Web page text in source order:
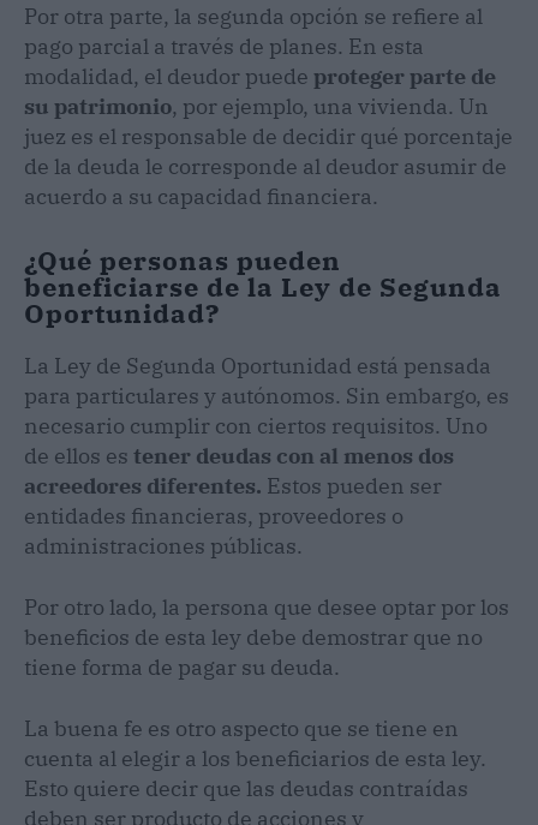
Por otra parte, la segunda opción se refiere al
pago parcial a través de planes. En esta
modalidad, el deudor puede proteger parte de
su patrimonio, por ejemplo, una vivienda. Un
juez es el responsable de decidir qué porcentaje
de la deuda le corresponde al deudor asumir de
acuerdo a su capacidad financiera.
¿Qué personas pueden
beneficiarse de la Ley de Segunda
Oportunidad?
La Ley de Segunda Oportunidad está pensada
para particulares y autónomos. Sin embargo, es
necesario cumplir con ciertos requisitos. Uno
de ellos es tener deudas con al menos dos
acreedores diferentes. Estos pueden ser
entidades financieras, proveedores o
administraciones públicas.
Por otro lado, la persona que desee optar por los
beneficios de esta ley debe demostrar que no
tiene forma de pagar su deuda.
La buena fe es otro aspecto que se tiene en
cuenta al elegir a los beneficiarios de esta ley.
Esto quiere decir que las deudas contraídas
deben ser producto de acciones y